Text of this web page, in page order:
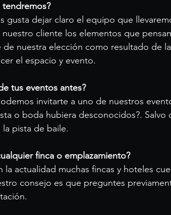
gusta dejar claro el equipo que
nuestro cliente los elementos que
nuestra elección como resultado de
el espacio y evento.
tus eventos antes?
invitarte a uno de nuestros
o boda hubiera desconocidos?. Salvo
pista de baile.
finca o emplazamiento?
la actualidad muchas fincas y hoteles
consejo es que preguntes